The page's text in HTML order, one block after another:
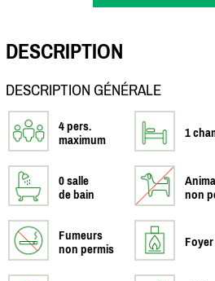
DESCRIPTION
DESCRIPTION GÉNÉRALE
4 pers.
maximum
1
0 salle
de bain
non
Fumeurs
non permis
Foyer